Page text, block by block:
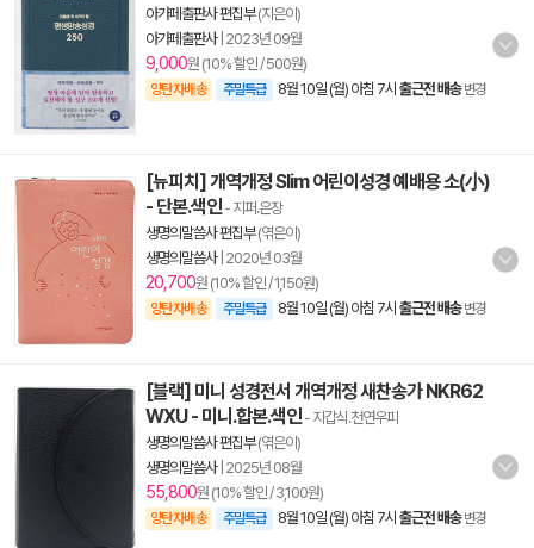
아가페출판사 편집부(지은이)
아가페출판사| 2023년 09월
9,000원 (10% 할인 / 500원)
양탄자배송 주말특급 8월 10일 (월) 아침 7시 출근전 배송 변경
[뉴피치] 개역개정 Slim 어린이성경 예배용 소(小)
- 단본.색인- 지퍼.은장
생명의말씀사 편집부(엮은이)
생명의말씀사| 2020년 03월
20,700원 (10% 할인 / 1,150원)
양탄자배송 주말특급 8월 10일 (월) 아침 7시 출근전 배송 변경
[블랙] 미니 성경전서 개역개정 새찬송가 NKR62
WXU - 미니.합본.색인- 지갑식.천연우피
생명의말씀사 편집부(엮은이)
생명의말씀사| 2025년 08월
55,800원 (10% 할인 / 3,100원)
양탄자배송 주말특급 8월 10일 (월) 아침 7시 출근전 배송 변경